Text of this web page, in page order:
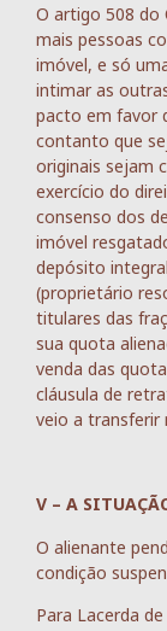
O artigo 508 do
mais pessoas
imóvel, e só
intimar as
pacto em favor
contanto que
originais sejam
exercício do
consenso dos
imóvel
depósito
(proprietário
titulares das
sua quota
venda das
cláusula de
veio a transferir
V – A
O alienante
condição
Para Lacerda